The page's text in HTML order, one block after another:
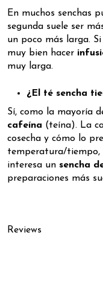
En muchos senchas
segunda suele ser
un poco más larga.
muy bien hacer
muy larga.
¿El té sencha
Sí, como la mayoría
cafeína (teína). La
cosecha y cómo lo
temperatura/tiempo,
interesa un sencha
preparaciones más
Reviews